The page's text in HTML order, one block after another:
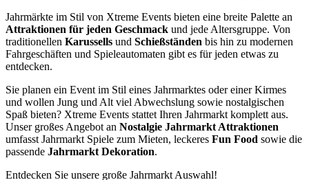
Jahrmärkte im Stil von Xtreme Events bieten eine breite Palette an
Attraktionen für jeden Geschmack und jede Altersgruppe. Von
traditionellen Karussells und Schießständen bis hin zu modernen
Fahrgeschäften und Spieleautomaten gibt es für jeden etwas zu
entdecken.
Sie planen ein Event im Stil eines Jahrmarktes oder einer Kirmes
und wollen Jung und Alt viel Abwechslung sowie nostalgischen
Spaß bieten? Xtreme Events stattet Ihren Jahrmarkt komplett aus.
Unser großes Angebot an Nostalgie Jahrmarkt Attraktionen
umfasst Jahrmarkt Spiele zum Mieten, leckeres Fun Food sowie die
passende Jahrmarkt Dekoration.
Entdecken Sie unsere große Jahrmarkt Auswahl!